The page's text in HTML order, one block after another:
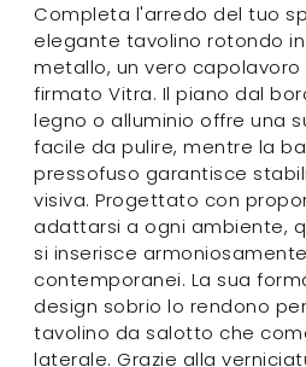
Completa l'arredo del tuo
elegante tavolino rotondo
metallo, un vero
firmato Vitra. Il piano dal
legno o alluminio offre una
facile da pulire, mentre la
pressofuso garantisce
visiva. Progettato con
adattarsi a ogni ambiente,
si inserisce
contemporanei. La sua
design sobrio lo rendono
tavolino da salotto che
laterale. Grazie alla